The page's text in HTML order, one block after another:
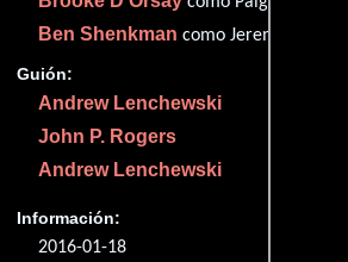
Ben Shenkman como Jeremiah Sacani
Guión:
Andrew Lenchewski
John P. Rogers
Andrew Lenchewski
Información:
2016-01-18